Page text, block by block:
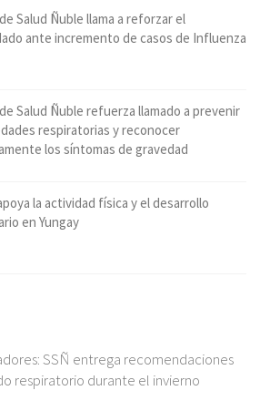
Salud Ñuble llama a reforzar el
ante incremento de casos de Influenza
Salud Ñuble refuerza llamado a prevenir
respiratorias y reconocer
los síntomas de gravedad
la actividad física y el desarrollo
en Yungay
SSÑ entrega recomendaciones
respiratorio durante el invierno